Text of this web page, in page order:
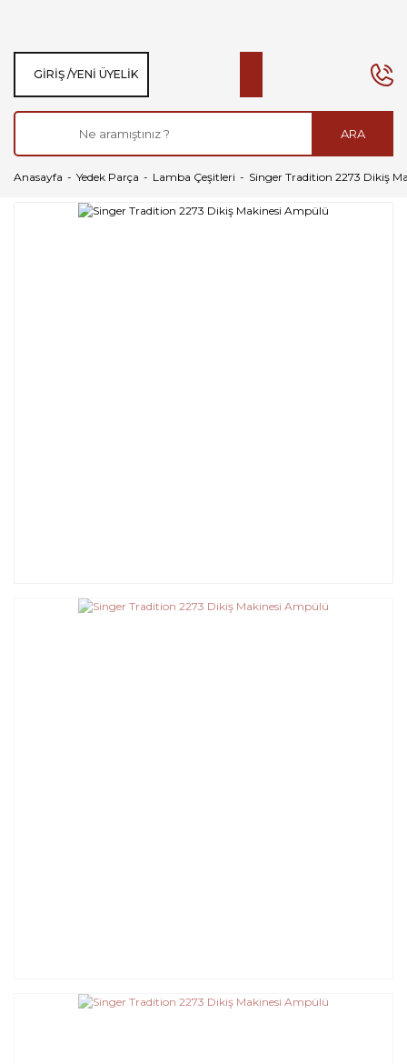
ARA
GIRIŞ /YENI ÜYELIK
Anasayfa Yedek Parça Lamba Çeşitleri Singer Tradition 2273 Dikiş